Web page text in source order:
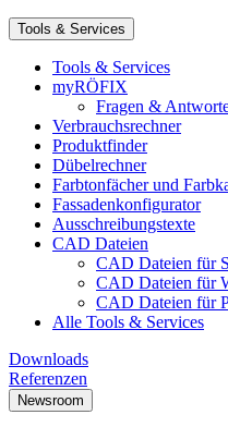
Tools & Services
Tools & Services
myRÖFIX
Fragen &
Verbrauchsrechner
Produktfinder
Dübelrechner
Farbtonfächer und
Fassadenkonfigurator
Ausschreibungstexte
CAD Dateien
CAD Dateien für
CAD Dateien für
CAD Dateien für
Alle Tools & Services
Downloads
Referenzen
Newsroom